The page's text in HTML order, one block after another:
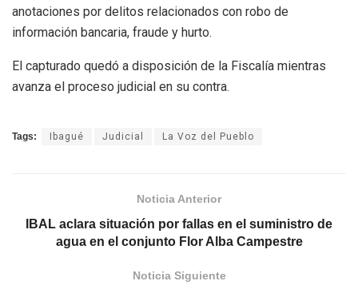
anotaciones por delitos relacionados con robo de
información bancaria, fraude y hurto.
El capturado quedó a disposición de la Fiscalía mientras
avanza el proceso judicial en su contra.
Tags: Ibagué Judicial La Voz del Pueblo
Noticia Anterior
IBAL aclara situación por fallas en el suministro de
agua en el conjunto Flor Alba Campestre
Noticia Siguiente